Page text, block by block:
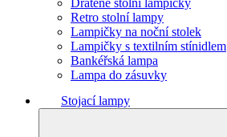
Drátěné stolní lampičky
Retro stolní lampy
Lampičky na noční stolek
Lampičky s textilním stínidlem
Bankéřská lampa
Lampa do zásuvky
Stojací lampy